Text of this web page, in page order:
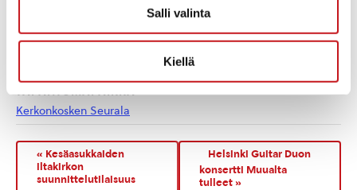
Salli valinta
Kiellä
Kotisivu:
TAPAHTUMAPAIKKA
Kerkonkosken Seurala
« Kesäasukkaiden
iltakirkon
suunnittelutilaisuus
Helsinki Guitar Duon
konsertti Muualta
tulleet»